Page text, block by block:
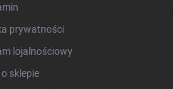
prywatności
lojalnościowy
sklepie